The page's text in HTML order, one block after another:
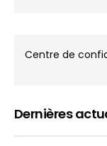
Centre de
Dernières